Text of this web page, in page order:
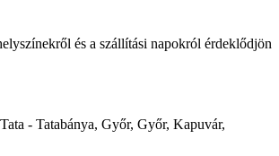
és a szállítási napokról érdeklődjön
- Tatabánya, Győr, Győr, Kapuvár,